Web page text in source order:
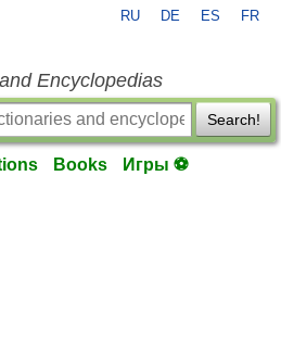
RU DE ES FR
Encyclopedias
Search!
Books Игры ⚽